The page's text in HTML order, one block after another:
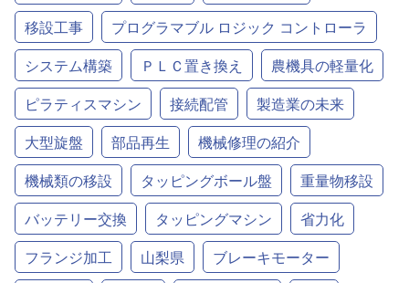
移設工事
プログラマブル ロジック コントローラ
システム構築
ＰＬＣ置き換え
農機具の軽量化
ピラティスマシン
接続配管
製造業の未来
大型旋盤
部品再生
機械修理の紹介
機械類の移設
タッピングボール盤
重量物移設
バッテリー交換
タッピングマシン
省力化
フランジ加工
山梨県
ブレーキモーター